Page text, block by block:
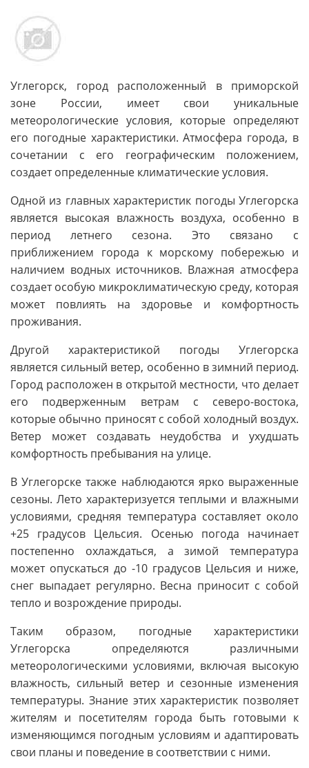
Углегорск, город расположенный в приморской
зоне России, имеет свои уникальные
метеорологические условия, которые определяют
его погодные характеристики. Атмосфера города, в
сочетании с его географическим положением,
создает определенные климатические условия.
Одной из главных характеристик погоды Углегорска
является высокая влажность воздуха, особенно в
период летнего сезона. Это связано с
приближением города к морскому побережью и
наличием водных источников. Влажная атмосфера
создает особую микроклиматическую среду, которая
может повлиять на здоровье и комфортность
проживания.
Другой характеристикой погоды Углегорска
является сильный ветер, особенно в зимний период.
Город расположен в открытой местности, что делает
его подверженным ветрам с северо-востока,
которые обычно приносят с собой холодный воздух.
Ветер может создавать неудобства и ухудшать
комфортность пребывания на улице.
В Углегорске также наблюдаются ярко выраженные
сезоны. Лето характеризуется теплыми и влажными
условиями, средняя температура составляет около
+25 градусов Цельсия. Осенью погода начинает
постепенно охлаждаться, а зимой температура
может опускаться до -10 градусов Цельсия и ниже,
снег выпадает регулярно. Весна приносит с собой
тепло и возрождение природы.
Таким образом, погодные характеристики
Углегорска определяются различными
метеорологическими условиями, включая высокую
влажность, сильный ветер и сезонные изменения
температуры. Знание этих характеристик позволяет
жителям и посетителям города быть готовыми к
изменяющимся погодным условиям и адаптировать
свои планы и поведение в соответствии с ними.